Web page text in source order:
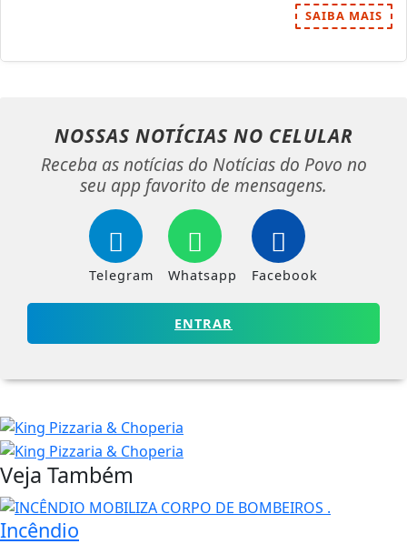
SAIBA MAIS
NOSSAS NOTÍCIAS NO CELULAR
Receba as notícias do Notícias do Povo no
seu app favorito de mensagens.
Telegram Whatsapp Facebook
ENTRAR
Veja Também
Incêndio